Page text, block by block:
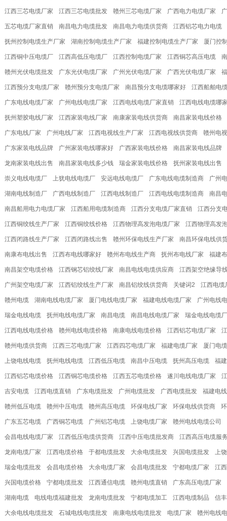
江西三芯电缆厂家 江西三芯电缆批发 赣州三芯电缆厂家 广西电力电缆厂家
五芯电缆厂家直销 南昌电力电缆批发 南昌电力电缆供货商 江西铝芯电力电缆
抚州控制电缆生产厂家 湖南控制电缆生产厂家 福建控制电缆生产厂家 厦门控
江西铜中压电缆厂 江西高低压电缆厂 江西控制电缆厂家 江西铜芯高压电缆
赣州光伏电缆批发 广东光伏电缆厂家 广州光伏电缆厂家 广西光伏电缆厂家
江西预分支电缆厂家 赣州预分支电缆厂家 南昌预分支电缆哪家好 江西船舶电
广东电线电缆厂家 广州电线电缆厂家 江西电线电缆厂家直销 江西电线电缆哪
抚州塑胶电线厂家 江西家装电线厂家 南康家装电线供货商 南昌家装电线价格
广东电线厂家 广州电线厂家 江西电视线生产厂家 江西电视线供货商 赣州电
广东家装电线品牌 广州家装电线哪家好 广西家装电线价格 南昌家装电线品牌
龙南家装电线出售 南昌家装电线多少钱 瑞金家装电线价格 抚州家装电线出售
崇义电线电缆厂 上犹电线电缆厂 安远电线电缆厂 广东电线电缆制造商 广州
湖南电线制造厂 广西电线制造厂 江西电线制造厂 江西电线电缆制造商 南昌
南昌船用电力电缆厂家 江西船用电缆制造商 江西分支电缆厂家直销 江西分支
江西铜绞线生产厂家 江西铜绞线价格 江西物理高发泡电缆厂家 江西物理高发
江西闭路线生产厂家 江西闭路线出售 赣州环保电线生产厂家 南昌环保电线供
南康布电线出售 江西布电线哪家好 赣州布电线生产商 抚州布电线厂家 福建
南昌架空电缆价格 江西钢芯铝绞线厂家 南昌电线电缆供应商 江西架空绝缘导
广州架空电缆厂家 江西铝绞线生产厂家 南昌铝绞线供货商 关键词2 江西电缆
赣州电缆 湖南电线电缆厂家 厦门电线电缆厂家 福建电线电缆厂家 广州电线
瑞金电线电缆 抚州电线电缆厂家 南昌电缆 南昌电线电缆厂家 瑞金电线电缆
江西电线电缆价格 赣州电线电缆价格 南康电线电缆价格 江西铝芯电缆厂家
赣州电缆供货商 江西三芯电缆厂家 江西四芯电缆厂家 福建电缆厂家 厦门电
上饶电线电缆 抚州电线电缆 江西低压电缆 南昌中压电缆 抚州高压电缆 福
江西铝芯电缆价格 江西铜芯电缆价格 江西五芯电缆价格 遂川电线电缆厂家
吉安电缆 江西电缆直销 广东电缆批发 广州电缆批发 广西电缆批发 福建电
赣州低压电缆 赣州中压电缆 赣州高压电缆 环保电线厂家 环保电线供货商
广东五芯电缆 广西铜芯电缆 广州铝芯电缆 上饶电缆厂家 赣州电线电缆公司
会昌电线电缆厂家 江西低压电缆供货商 江西中压电缆批发商 江西高压电缆服
龙南电缆厂家 江西电缆价格 于都电缆批发 大余电缆批发 兴国电缆批发 上
瑞金电缆批发 会昌电缆价格 大余电缆厂家 会昌电缆批发 宁都电缆厂家 江
兴国电缆价格 宁都电缆批发 江西通信电缆 赣州电缆直销 广东高压电缆厂家
湖南电缆 电线电缆福建批发 龙南电缆批发 宁都电缆加工 江西电缆制品 信
大余电线电缆批发 石城电线电缆批发 南康电线电缆批发 电缆厂家 赣州电线